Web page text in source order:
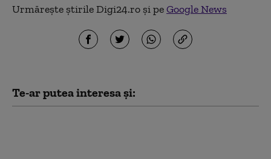
Urmărește știrile Digi24.ro și peGoogle News
Te-ar putea interesa și: